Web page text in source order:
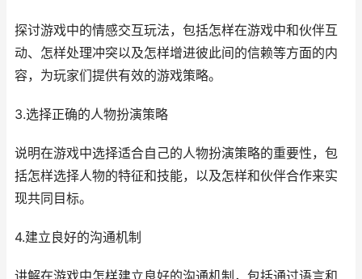
探讨游戏中的情感交互玩法，包括怎样在游戏中和伙伴互
动、怎样处理冲突以及怎样增进彼此间的信赖等方面的内
容，为玩家们提供有效的游戏策略。
3.选择正确的人物扮演策略
说明在游戏中选择适合自己的人物扮演策略的重要性，包
括怎样选择人物的特征和技能，以及怎样和伙伴合作来实
现共同目标。
4.建立良好的沟通机制